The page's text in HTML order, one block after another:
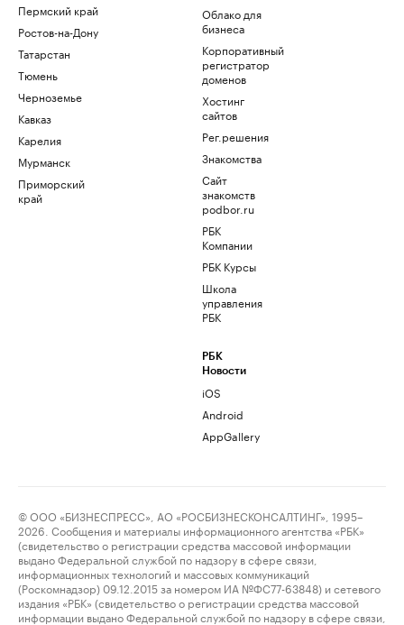
Пермский край
Ростов-на-Дону
Татарстан
Тюмень
Черноземье
Кавказ
Карелия
Мурманск
Приморский
край
Облако для
бизнеса
Корпоративный
регистратор
доменов
Хостинг
сайтов
Рег.решения
Знакомства
Сайт
знакомств
podbor.ru
РБК
Компании
РБК Курсы
Школа
управления
РБК
РБК
Новости
iOS
Android
AppGallery
© ООО «БИЗНЕСПРЕСС», АО «РОСБИЗНЕСКОНСАЛТИНГ», 1995–
2026. Сообщения и материалы информационного агентства «РБК»
(свидетельство о регистрации средства массовой информации
выдано Федеральной службой по надзору в сфере связи,
информационных технологий и массовых коммуникаций
(Роскомнадзор) 09.12.2015 за номером ИА №ФС77-63848) и сетевого
издания «РБК» (свидетельство о регистрации средства массовой
информации выдано Федеральной службой по надзору в сфере связи,